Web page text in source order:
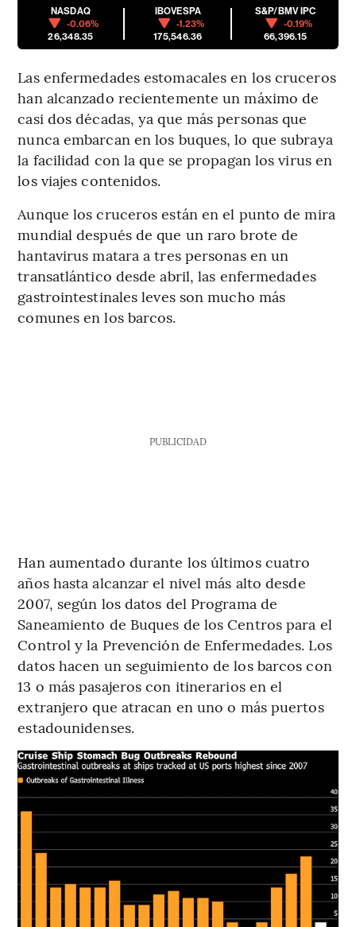
NASDAQ
-0.06%
26,348.35
IBOVESPA
-1.23%
175,546.36
S&P/BMV IPC
-0.19%
66,396.15
Las enfermedades estomacales en los cruceros
han alcanzado recientemente un máximo de
casi dos décadas, ya que más personas que
nunca embarcan en los buques, lo que subraya
la facilidad con la que se propagan los virus en
los viajes contenidos.
Aunque los cruceros están en el punto de mira
mundial después de que un raro brote de
hantavirus matara a tres personas en un
transatlántico desde abril, las enfermedades
gastrointestinales leves son mucho más
comunes en los barcos.
PUBLICIDAD
Han aumentado durante los últimos cuatro
años hasta alcanzar el nivel más alto desde
2007, según los datos del Programa de
Saneamiento de Buques de los Centros para el
Control y la Prevención de Enfermedades. Los
datos hacen un seguimiento de los barcos con
13 o más pasajeros con itinerarios en el
extranjero que atracan en uno o más puertos
estadounidenses.